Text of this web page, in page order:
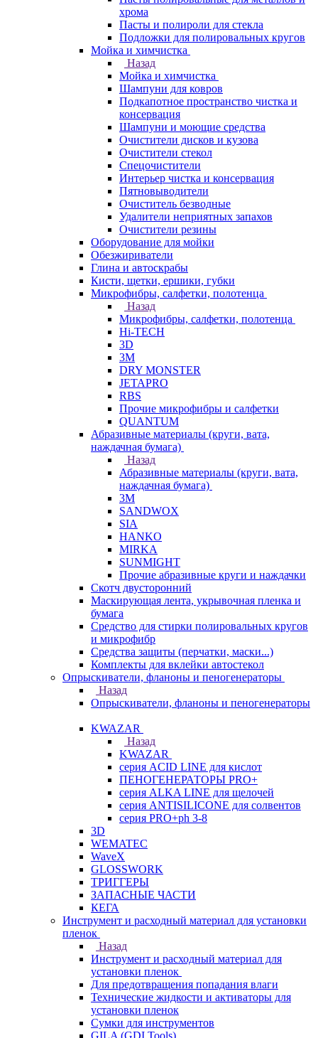
хрома
Пасты и полироли для стекла
Подложки для полировальных кругов
Мойка и химчистка
Назад
Мойка и химчистка
Шампуни для ковров
Подкапотное пространство чистка и
консервация
Шампуни и моющие средства
Очистители дисков и кузова
Очистители стекол
Спецочистители
Интерьер чистка и консервация
Пятновыводители
Очиститель безводные
Удалители неприятных запахов
Очистители резины
Оборудование для мойки
Обезжириватели
Глина и автоскрабы
Кисти, щетки, ершики, губки
Микрофибры, салфетки, полотенца
Назад
Микрофибры, салфетки, полотенца
Hi-TECH
3D
3М
DRY MONSTER
JETAPRO
RBS
Прочие микрофибры и салфетки
QUANTUM
Абразивные материалы (круги, вата,
наждачная бумага)
Назад
Абразивные материалы (круги, вата,
наждачная бумага)
3М
SANDWOX
SIA
HANKO
MIRKA
SUNMIGHT
Прочие абразивные круги и наждачки
Скотч двусторонний
Маскирующая лента, укрывочная пленка и
бумага
Средство для стирки полировальных кругов
и микрофибр
Средства защиты (перчатки, маски...)
Комплекты для вклейки автостекол
Опрыскиватели, фланоны и пеногенераторы
Назад
Опрыскиватели, фланоны и пеногенераторы
KWAZAR
Назад
KWAZAR
серия ACID LINE для кислот
ПЕНОГЕНЕРАТОРЫ PRO+
серия ALKA LINE для щелочей
серия ANTISILICONE для солвентов
серия PRO+ph 3-8
3D
WEMATEC
WaveX
GLOSSWORK
ТРИГГЕРЫ
ЗАПАСНЫЕ ЧАСТИ
КЕГА
Инструмент и расходный материал для установки
пленок
Назад
Инструмент и расходный материал для
установки пленок
Для предотвращения попадания влаги
Технические жидкости и активаторы для
установки пленок
Сумки для инструментов
GILA (GDI Tools)